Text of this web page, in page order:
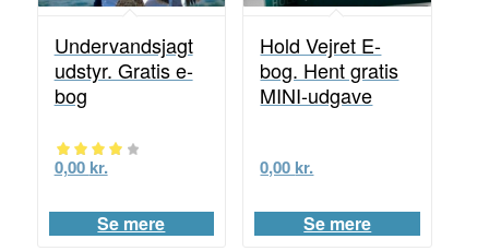
Undervandsjagt
udstyr. Gratis e-
bog
Vurderet
ud af 5
0,00 kr.
Se mere
Hold Vejret E-
bog. Hent gratis
MINI-udgave
0,00 kr.
Se mere